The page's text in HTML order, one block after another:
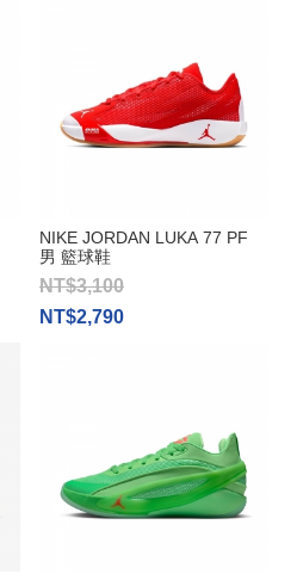
NIKE JORDAN LUKA 77 PF
男 籃球鞋
NT$3,100
NT$2,790